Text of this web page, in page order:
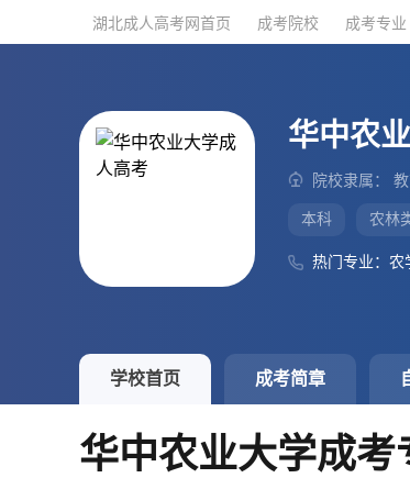
湖北成人高考网首页 成考院校 成考专业
华中农
院校隶属：
本科 农林
热门专业：农
学校首页 成考简章
华中农业大学成考
湖北成人高考网首页 成考院校 成考专业